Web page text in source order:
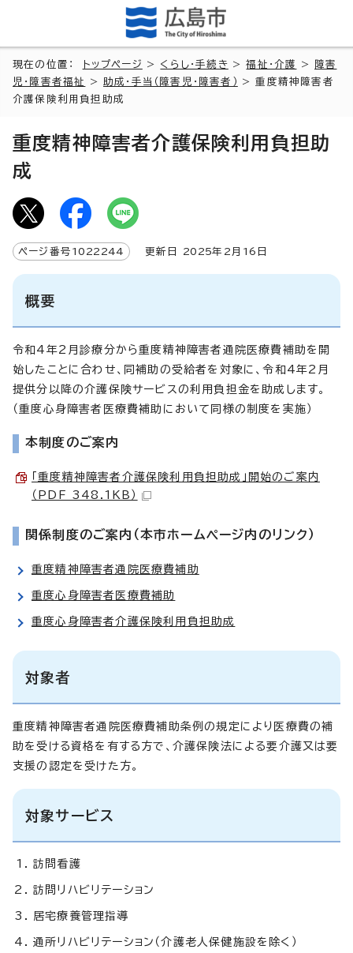
現在の位置： トップページ > くらし・手続き >福祉・介護 >
障害
児・障害者福祉
> 助成・手当（障害児・障害者）
> 重度精神障害者
介護保険利用負担助成
重度精神障害者介護保険利用負担助
成
ページ番号 1022244 更新日 2025年2月 16 日
概要
令和4年2月診療分から重度精神障害者通院医療費補助を開
始したことに合わせ、同補助の受給者を対象に、令和4年2月
提供分以降の介護保険サービスの利用負担金を助成します。
（重度心身障害者医療費補助において同様の制度を実施）
本制度のご案内
「重度精神障害者介護保険利用負担助成」開始のご案内
（PDF 348.1KB）
関係制度のご案内（本市ホームページ内のリンク）
重度精神障害者通院医療費補助
重度心身障害者医療費補助
重度心身障害者介護保険利用負担助成
対象者
重度精神障害者通院医療費補助条例の規定により医療費の補
助を受ける資格を有する方で、介護保険法による要介護又は要
支援の認定を受けた方。
対象サービス
訪問看護
訪問リハビリテーション
居宅療養管理指導
通所リハビリテーション（介護老人保健施設を除く）